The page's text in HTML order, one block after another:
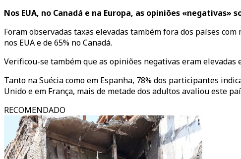
Nos EUA, no Canadá e na Europa, as opiniões «negativas»
Foram observadas taxas elevadas também fora dos países
nos EUA e de 65% no Canadá.
Verificou-se também que as opiniões negativas eram
Tanto na Suécia como em Espanha, 78% dos participantes
Unido e em França, mais de metade dos adultos avaliou este
RECOMENDADO